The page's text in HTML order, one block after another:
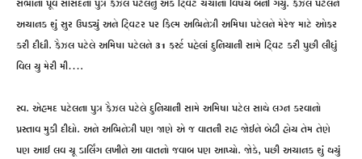
સભાના પૂર્વ સાંસદના પુત્ર ફૈઝલ પટેલનું એક ટ્વિટ ચર્ચાનો વિષય બની ગયું. ફૈઝલ પટેલને
અચાનક શું સુર ઉપડ્યું અને ટ્વિટર પર ફિલ્મ અભિનેત્રી અમિષા પટેલને મેરેજ માટે ઓફર
કરી દીધી. ફૈઝલ પટેલે અમિષા પટેલને 31 ફર્સ્ટ પહેલાં દુનિયાની સામે ટ્વિટ કરી પુછી લીધું
વિલ યુ મેરી મી….
સ્વ. એહમદ પટેલના પુત્ર ફૈઝલ પટેલે દુનિયાની સામે અમિષા પટેલ સાથે લગ્ન કરવાનો
પ્રસ્તાવ મુકી દીધો. અને અભિનેત્રી પણ જાણે એ જ વાતની રાહ જોઈને બેઠી હોય તેમ તેણે
પણ આઈ લવ યૂ ડાર્લિંગ લખીને આ વાતનો જવાબ પણ આપ્યો. જોકે, પછી અચાનક શું થયું